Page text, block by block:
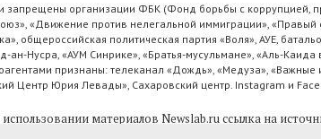
запрещены организации ФБК (Фонд борьбы с коррупцией,
«Движение против нелегальной иммиграции»,
общероссийская политическая партия «Воля», АУЕ,
ан-Нусра, «АУМ Синрике», «Братья-мусульмане», «Аль-
признаны: телеканал «Дождь», «Медуза»,
Центр Юрия Левады», Сахаровский центр. Instagram и
материалов Newslab.ru ссылка на